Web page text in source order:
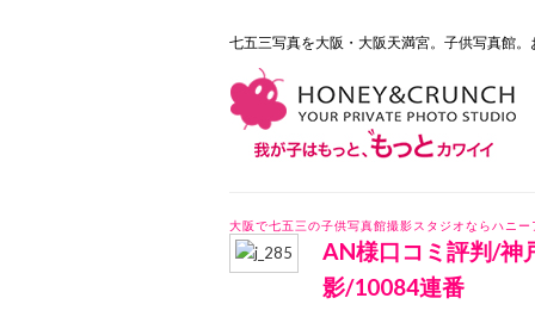
七五三写真を大阪・大阪天満宮。子供写真館
大阪で七五三の子供写真館撮影スタジオならハニ
AN様口コミ評判/神
影/10084連番